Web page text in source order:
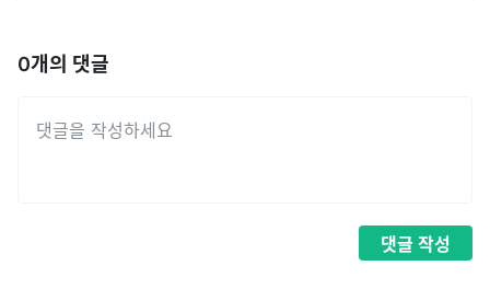
0개의 댓글
댓글 작성